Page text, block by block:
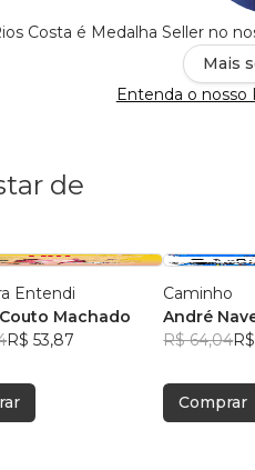
Costa é Medalha Seller no
Mais
Entenda o nosso
de
Entendi
Machado
R$ 53,87
Caminho
André
R$ 64,04
Comprar